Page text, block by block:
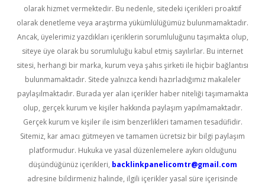
olarak hizmet vermektedir. Bu nedenle, sitedeki içerikleri proaktif
olarak denetleme veya araştırma yükümlülüğümüz bulunmamaktadır.
Ancak, üyelerimiz yazdıkları içeriklerin sorumluluğunu taşımakta olup,
siteye üye olarak bu sorumluluğu kabul etmiş sayılırlar. Bu internet
sitesi, herhangi bir marka, kurum veya şahıs şirketi ile hiçbir bağlantısı
bulunmamaktadır. Sitede yalnızca kendi hazırladığımız makaleler
paylaşılmaktadır. Burada yer alan içerikler haber niteliği taşımamakta
olup, gerçek kurum ve kişiler hakkında paylaşım yapılmamaktadır.
Gerçek kurum ve kişiler ile isim benzerlikleri tamamen tesadüfidir.
Sitemiz, kar amacı gütmeyen ve tamamen ücretsiz bir bilgi paylaşım
platformudur. Hukuka ve yasal düzenlemelere aykırı olduğunu
düşündüğünüz içerikleri, backlinkpanelicomtr@gmail.com
adresine bildirmeniz halinde, ilgili içerikler yasal süre içerisinde